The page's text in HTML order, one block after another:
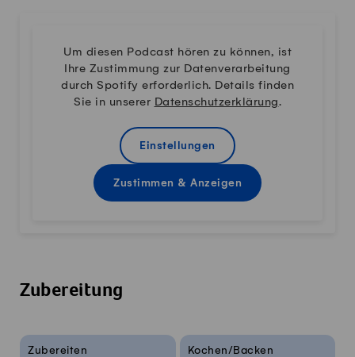
Um diesen Podcast hören zu können, ist
Ihre Zustimmung zur Datenverarbeitung
durch Spotify erforderlich. Details finden
Sie in unserer Datenschutzerklärung.
Einstellungen
Zustimmen & Anzeigen
Zubereitung
Rezeptinfos
Zubereiten
Kochen/Backen